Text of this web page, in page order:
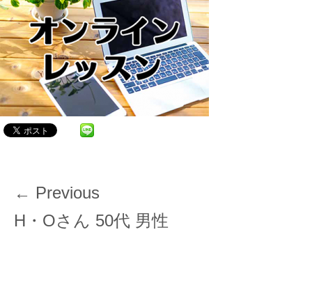
t
e
d
o
h
o
r
投
稿
← Previous
Previous
H・Oさん 50代 男性